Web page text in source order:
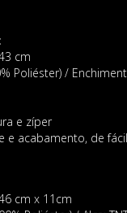
:
cm
Poliéster) /
e zíper
e acabamento, de
cm x 11cm